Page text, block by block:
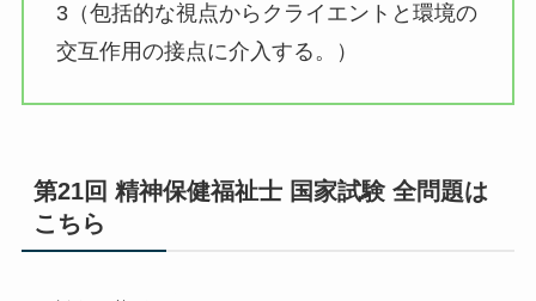
3（包括的な視点からクライエントと環境の
交互作用の接点に介入する。）
第21回 精神保健福祉士 国家試験 全問題は
こちら